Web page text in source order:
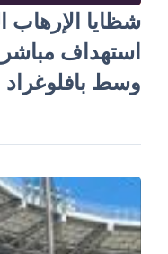
شظايا
استهداف مباشر
وسط بافلوغراد